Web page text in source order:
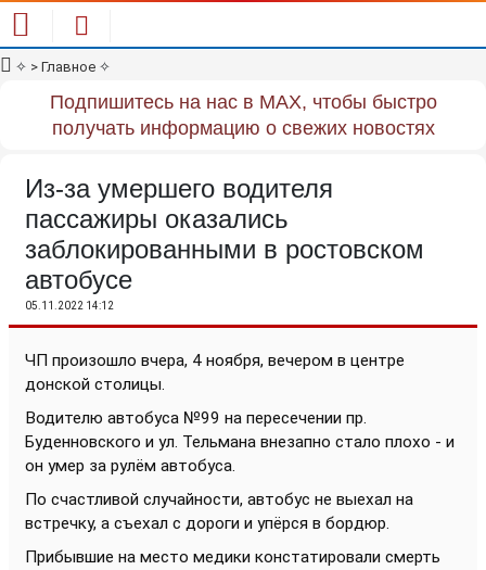
✧ > Главное ✧
Подпишитесь на нас в MAX, чтобы быстро
получать информацию о свежих новостях
Из-за умершего водителя
пассажиры оказались
заблокированными в ростовском
автобусе
05.11.2022 14:12
ЧП произошло вчера, 4 ноября, вечером в центре
донской столицы.
Водителю автобуса №99 на пересечении пр.
Буденновского и ул. Тельмана внезапно стало плохо - и
он умер за рулём автобуса.
По счастливой случайности, автобус не выехал на
встречку, а съехал с дороги и упёрся в бордюр.
Прибывшие на место медики констатировали смерть